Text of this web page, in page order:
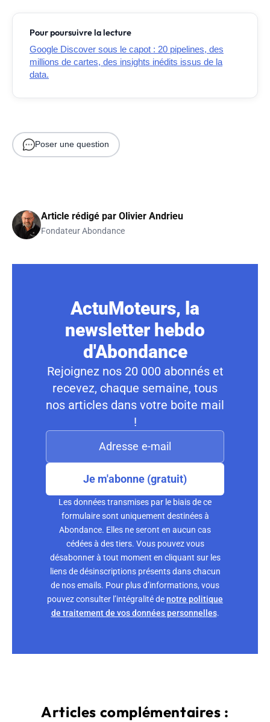
Pour poursuivre la lecture
Google Discover sous le capot : 20 pipelines, des
millions de cartes, des insights inédits issus de la
data.
Poser une question
Article rédigé par Olivier Andrieu
Fondateur Abondance
ActuMoteurs, la
newsletter hebdo
d'Abondance
Rejoignez nos 20 000 abonnés et
recevez, chaque semaine, tous
nos articles dans votre boite mail
!
Je m'abonne (gratuit)
Les données transmises par le biais de ce
formulaire sont uniquement destinées à
Abondance. Elles ne seront en aucun cas
cédées à des tiers. Vous pouvez vous
désabonner à tout moment en cliquant sur les
liens de désinscriptions présents dans chacun
de nos emails. Pour plus d’informations, vous
pouvez consulter l’intégralité denotre politique
de traitement de vos données personnelles.
Articles complémentaires :